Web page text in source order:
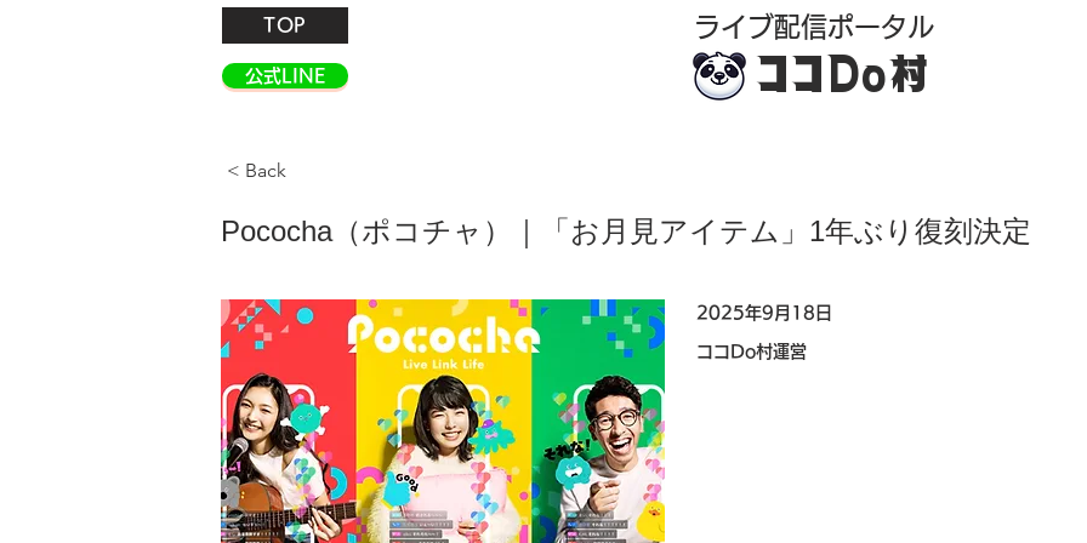
TOP
公式LINE
​ライブ配信ポータル
ココDo村
< Back
Pococha（ポコチャ）｜「お月見アイテム」1年ぶり復刻決定
2025年9月18日
ココDo村運営